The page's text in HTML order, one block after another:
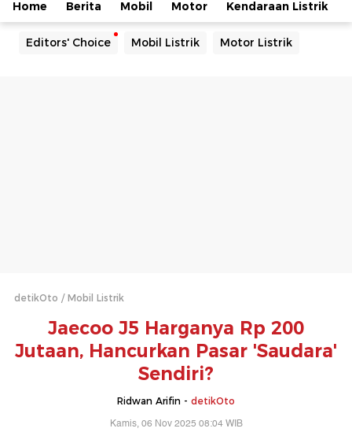
Home Berita Mobil Motor Kendaraan Listrik
Editors' Choice Mobil Listrik Motor Listrik
detikOto Mobil Listrik
Jaecoo J5 Harganya Rp 200
Jutaan, Hancurkan Pasar 'Saudara'
Sendiri?
Ridwan Arifin - detikOto
Kamis, 06 Nov 2025 08:04 WIB